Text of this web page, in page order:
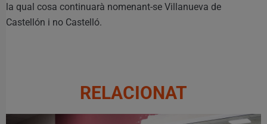
la qual cosa continuarà nomenant-se Villanueva de
Castellón i no Castelló.
RELACIONAT